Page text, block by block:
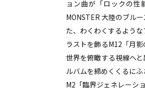
PE’Z
suzumoku
東京ヒップホップ
COOL DRIVE
pe’zmoku
MONSTER TAI-RIKU
ョン曲が「ロックの性
MONSTER 大陸のブル
た、わくわくするよう
ラストを飾るM12「月
世界を俯瞰する視線へ
ルバムを締めくくるにふ
M2「臨界ジェネレーシ